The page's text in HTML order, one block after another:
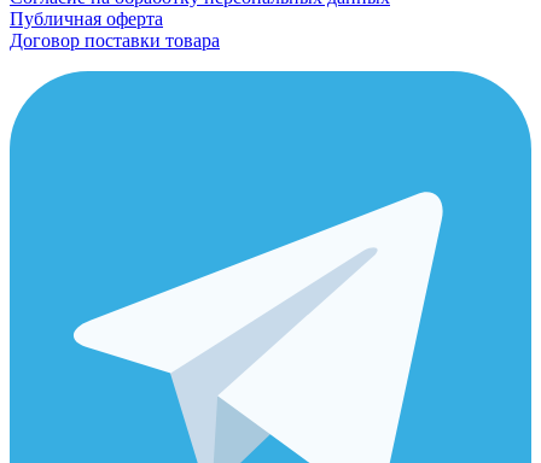
Публичная оферта
Договор поставки товара